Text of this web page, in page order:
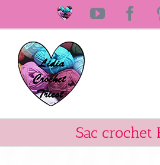
au
contenu
Laine
Lidia
Crochet
Tricot
YouTube
Sac crochet